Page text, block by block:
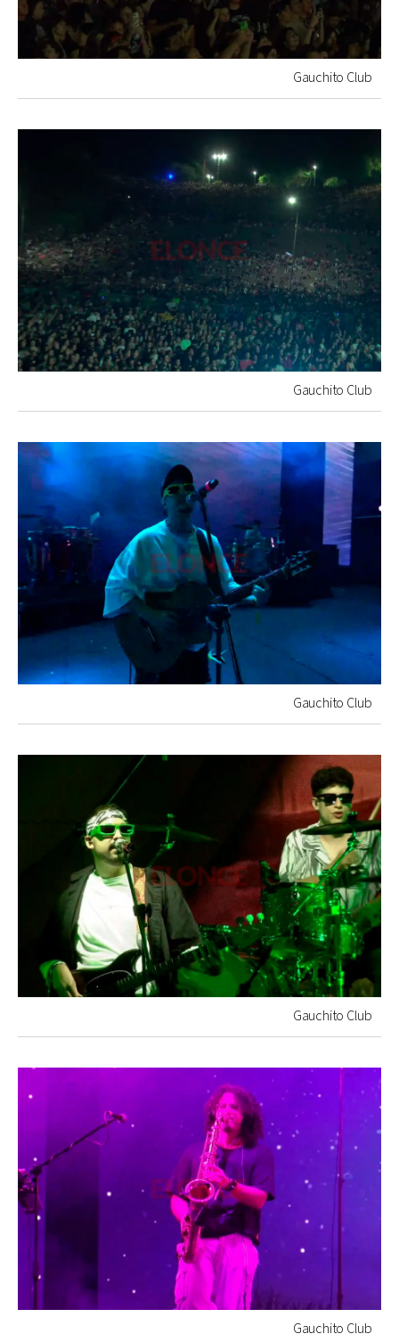
Gauchito Club
Gauchito Club
Gauchito Club
Gauchito Club
Gauchito Club